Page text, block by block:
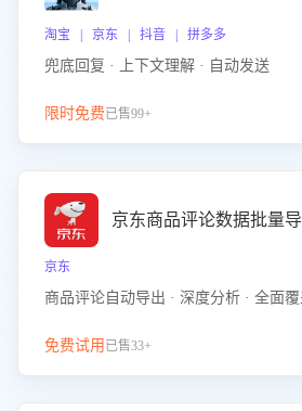
淘宝 | 京东 | 抖音 | 拼多多
兜底回复 · 上下文理解 · 自动发送
限时免费已售99+
京东商品评论数据批量
京东
商品评论自动导出 · 深度分析 · 全面覆
免费试用 已售33+